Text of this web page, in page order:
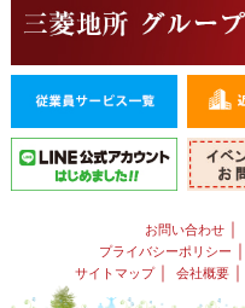
お問い合わせ ｜
プライバシーポリシー ｜
サイトマップ｜ 会社概要｜